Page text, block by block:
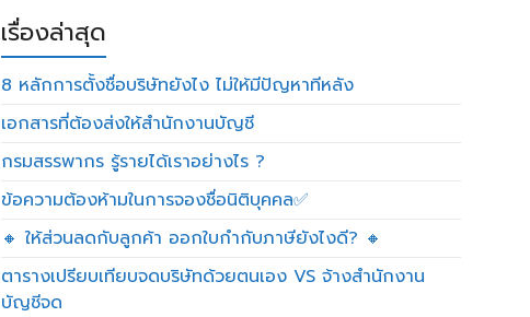
เรื่องล่าสุด
8 หลักการตั้งชื่อบริษัทยังไง ไม่ให้มีปัญหาทีหลัง
เอกสารที่ต้องส่งให้สำนักงานบัญชี
กรมสรรพากร รู้รายได้เราอย่างไร ?
ข้อความต้องห้ามในการจองชื่อนิติบุคคล✅
🔸 ให้ส่วนลดกับลูกค้า ออกใบกำกับภาษียังไงดี? 🔸
ตารางเปรียบเทียบจดบริษัทด้วยตนเอง VS จ้างสำนักงาน
บัญชีจด